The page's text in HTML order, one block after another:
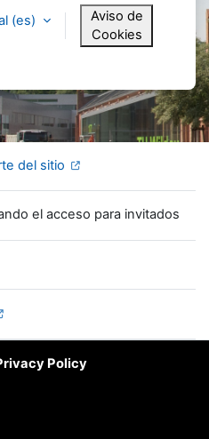
‎(es)‎
Aviso de
Cookies
del sitio
el acceso para invitados
Policy